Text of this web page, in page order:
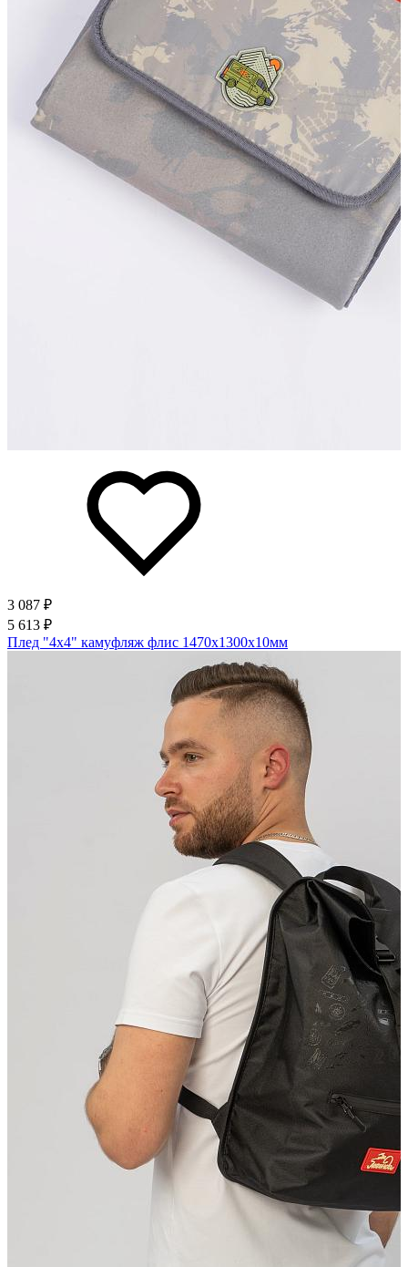
3 087 ₽
5 613 ₽
Плед "4х4" камуфляж флис 1470х1300х10мм